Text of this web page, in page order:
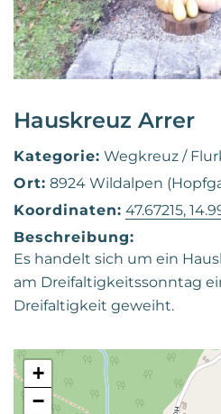
Hauskreuz Arrer
Kategorie: Wegkreuz /
Ort: 8924 Wildalpen
Koordinaten: 47.67215,
Beschreibung:
Es handelt sich um ein
am Dreifaltigkeitssonntag
Dreifaltigkeit geweiht.
+
−